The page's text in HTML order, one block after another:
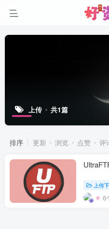
上传 共1篇
排序 更新 浏览 点赞 评
上传
6